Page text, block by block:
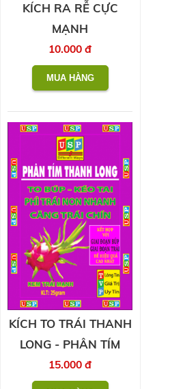
KÍCH RA RỄ CỰC
MẠNH
10.000 đ
KÍCH TO TRÁI THANH
LONG - PHÂN TÍM
15.000 đ